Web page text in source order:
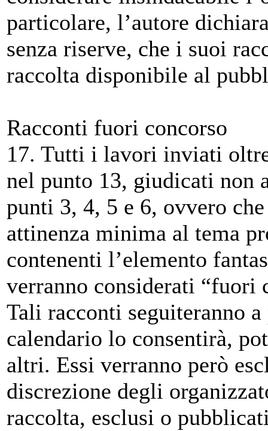
particolare, l’autore
senza riserve, che i suoi
raccolta disponibile al
Racconti fuori concorso
17. Tutti i lavori inviati
nel punto 13, giudicati non
punti 3, 4, 5 e 6, ovvero
attinenza minima al tema
contenenti l’elemento
verranno considerati “fuori
Tali racconti seguiteranno
calendario lo consentirà,
altri. Essi verranno però
discrezione degli
raccolta, esclusi o